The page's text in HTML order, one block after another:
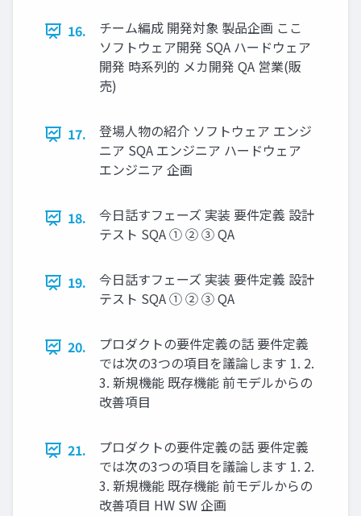
16.
チーム編成 開発対象 製品企画 ここ
ソフトウェア開発 SQA ハードウェア
開発 時系列的 メカ開発 QA 営業(販
売)
17.
登場人物の紹介 ソフトウェア エンジ
ニア SQA エンジニア ハードウェア
エンジニア 企画
18.
今日話すフェーズ 実装 要件定義 設計
テスト SQA ① ② ③ QA
19.
今日話すフェーズ 実装 要件定義 設計
テスト SQA ① ② ③ QA
20.
プロダクトの要件定義の話 要件定義
では次の3つの項目を議論します 1. 2.
3. 新規機能 既存機能 前モデルからの
改善項目
21.
プロダクトの要件定義の話 要件定義
では次の3つの項目を議論します 1. 2.
3. 新規機能 既存機能 前モデルからの
改善項目 HW SW 企画